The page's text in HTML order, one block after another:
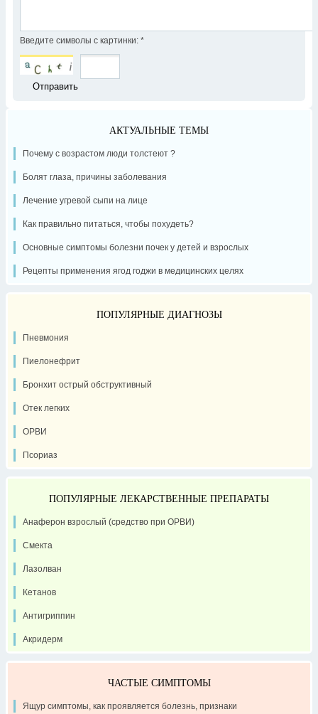
Введите символы с картинки: *
АКТУАЛЬНЫЕ ТЕМЫ
Почему с возрастом люди толстеют ?
Болят глаза, причины заболевания
Лечение угревой сыпи на лице
Как правильно питаться, чтобы похудеть?
Основные симптомы болезни почек у детей и взрослых
Рецепты применения ягод годжи в медицинских целях
ПОПУЛЯРНЫЕ ДИАГНОЗЫ
Пневмония
Пиелонефрит
Бронхит острый обструктивный
Отек легких
ОРВИ
Псориаз
ПОПУЛЯРНЫЕ ЛЕКАРСТВЕННЫЕ ПРЕПАРАТЫ
Анаферон взрослый (средство при ОРВИ)
Смекта
Лазолван
Кетанов
Антигриппин
Акридерм
ЧАСТЫЕ СИМПТОМЫ
Ящур симптомы, как проявляется болезнь, признаки